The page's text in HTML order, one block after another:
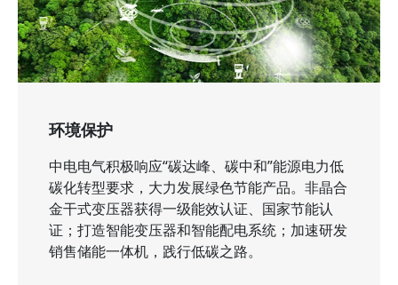
环境保护
中电电气积极响应“碳达峰、碳中和”能源电力低
碳化转型要求，大力发展绿色节能产品。非晶合
金干式变压器获得一级能效认证、国家节能认
证；打造智能变压器和智能配电系统；加速研发
销售储能一体机，践行低碳之路。